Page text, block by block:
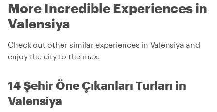
More Incredible Experiences in
Valensiya
Check out other similar experiences in Valensiya and
enjoy the city to the max.
14 Şehir Öne Çıkanları Turları in
Valensiya